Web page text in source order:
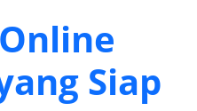
Siap